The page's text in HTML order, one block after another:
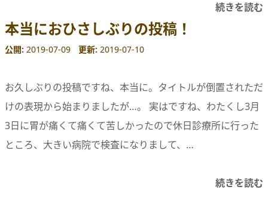
続きを読む
本当におひさしぶりの投稿！
公開 2019-07-09 更新 2019-07-10
お久しぶりの投稿ですね、本当に。タイトルが倒置されただ
けの表現から始まりましたが…。 実はですね、わたくし3月
3日に胃が痛くて痛くて苦しかったので休日診療所に行った
ところ、大きい病院で検査になりまして、…
続きを読む